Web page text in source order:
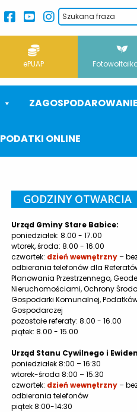
ePUAP
PODATKI ONLINE
GODZINY OTWARCIA
Urząd Gminy Stare Babice:
poniedziałek: 8.00 - 17.00
wtorek, środa: 8.00 - 16.00
czwartek: dzień wewnętrzny–
odbierania telefonów dla
Planowania Przestrzennego,
Nieruchomościami, Ochrony
Gospodarki Komunalnej,
Gospodarczej
pozostałe referaty: 8.00 - 16.00
piątek: 8.00 - 15.00
Urząd Stanu Cywilnego i
poniedziałek 8:00 – 16:30
wtorek-środa 8:00 – 15:30
czwartek: dzień wewnętrzny–
odbierania telefonów
piątek 8:00-14:30